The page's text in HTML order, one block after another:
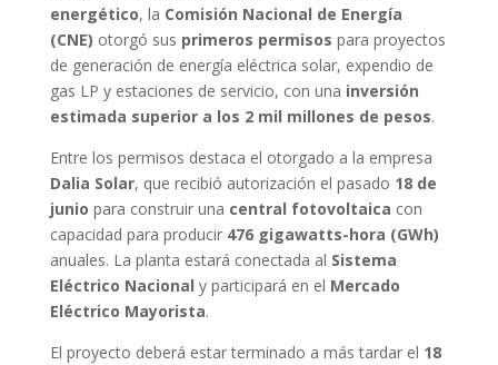
energético, la Comisión Nacional de Energía
(CNE) otorgó sus primeros permisos para proyectos
de generación de energía eléctrica solar, expendio de
gas LP y estaciones de servicio, con una inversión
estimada superior a los 2 mil millones de pesos.
Entre los permisos destaca el otorgado a la empresa
Dalia Solar, que recibió autorización el pasado 18 de
junio para construir una central fotovoltaica con
capacidad para producir 476 gigawatts-hora (GWh)
anuales. La planta estará conectada al Sistema
Eléctrico Nacional y participará en el Mercado
Eléctrico Mayorista.
El proyecto deberá estar terminado a más tardar el 18